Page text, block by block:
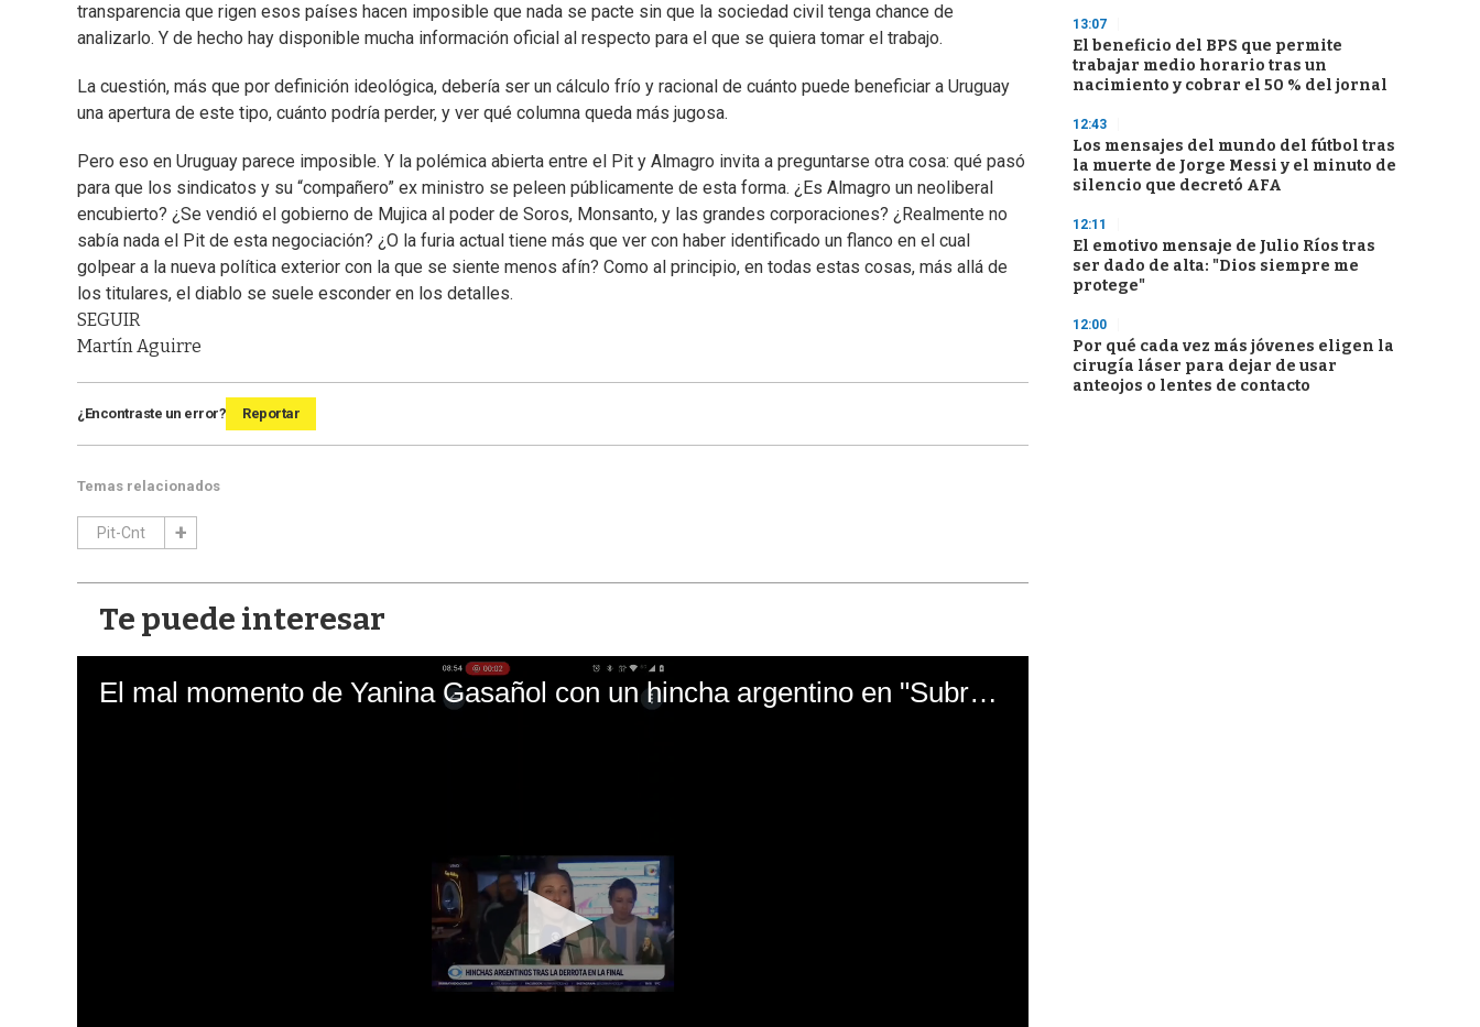
transparencia que rigen esos países hacen imposible que nada se pacte sin que la sociedad civil tenga chance de
analizarlo. Y de hecho hay disponible mucha información oficial al respecto para el que se quiera tomar el trabajo.
La cuestión, más que por definición ideológica, debería ser un cálculo frío y racional de cuánto puede beneficiar a Uruguay
una apertura de este tipo, cuánto podría perder, y ver qué columna queda más jugosa.
Pero eso en Uruguay parece imposible. Y la polémica abierta entre el Pit y Almagro invita a preguntarse otra cosa: qué pasó
para que los sindicatos y su “compañero” ex ministro se peleen públicamente de esta forma. ¿Es Almagro un neoliberal
encubierto? ¿Se vendió el gobierno de Mujica al poder de Soros, Monsanto, y las grandes corporaciones? ¿Realmente no
sabía nada el Pit de esta negociación? ¿O la furia actual tiene más que ver con haber identificado un flanco en el cual
golpear a la nueva política exterior con la que se siente menos afín? Como al principio, en todas estas cosas, más allá de
los titulares, el diablo se suele esconder en los detalles.
SEGUIR
Martín Aguirre
¿Encontraste un error? Reportar
Temas relacionados
Pit-Cnt
Te puede interesar
El mal momento de Yanina Gasañol con un hincha argentino en "Subrayado"
13:07
El beneficio del BPS que permite
trabajar medio horario tras un
nacimiento y cobrar el 50 % del jornal
12:43
Los mensajes del mundo del fútbol tras
la muerte de Jorge Messi y el minuto de
silencio que decretó AFA
12:11
El emotivo mensaje de Julio Ríos tras
ser dado de alta: "Dios siempre me
protege"
12:00
Por qué cada vez más jóvenes eligen la
cirugía láser para dejar de usar
anteojos o lentes de contacto